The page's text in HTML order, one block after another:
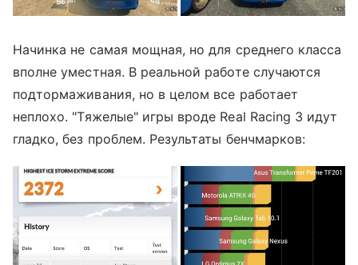
Начинка не самая мощная, но для среднего класса
вполне уместная. В реальной работе случаются
подтормаживания, но в целом все работает
неплохо. "Тяжелые" игры вроде Real Racing 3 идут
гладко, без проблем. Результаты бенчмарков: